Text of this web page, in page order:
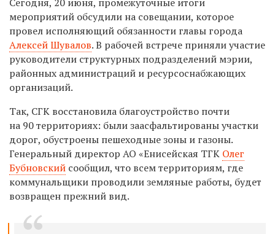
мероприятий обсудили на совещании, которое
провел исполняющий обязанности главы города
Алексей Шувалов. В рабочей встрече приняли участие
руководители структурных подразделений мэрии,
районных администраций и ресурсоснабжающих
организаций.
Так, СГК восстановила благоустройство почти
на 90 территориях: были заасфальтированы участки
дорог, обустроены пешеходные зоны и газоны.
Генеральный директор АО «Енисейская ТГК Олег
Бубновский сообщил, что всем территориям, где
коммунальщики проводили земляные работы, будет
возвращен прежний вид.